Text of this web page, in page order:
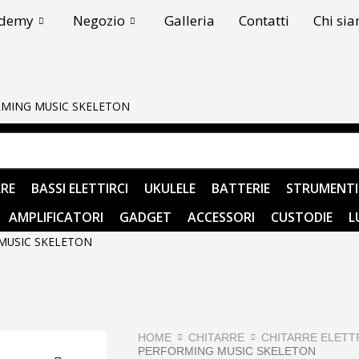
Negozio Galleria Contatti Chi
MUSIC SKELETON
BASSI ELETTIRCI UKULELE BATTERIE
AMPLIFICATORI GADGET ACCESSORI CUSTODIE
SKELETON
HOME CHITARRE
CHITARRE
PERFORMING MUSIC SKELETON